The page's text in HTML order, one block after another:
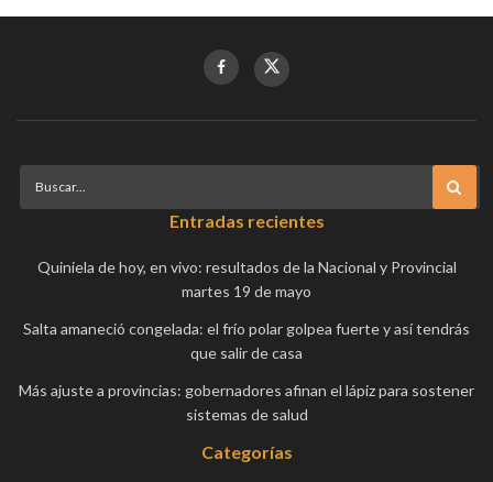
Entradas recientes
Quiniela de hoy, en vivo: resultados de la Nacional y Provincial
martes 19 de mayo
Salta amaneció congelada: el frío polar golpea fuerte y así tendrás
que salir de casa
Más ajuste a provincias: gobernadores afinan el lápiz para sostener
sistemas de salud
Categorías